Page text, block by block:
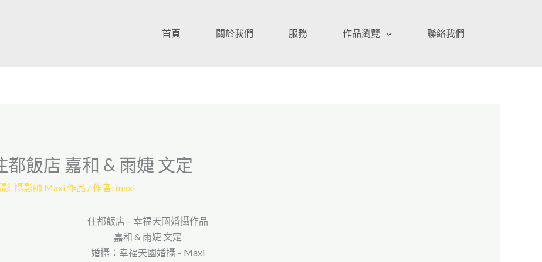
首頁 關於我們 服務 作品瀏覽 聯絡我們
都飯店 嘉和 & 雨婕 文定
,攝影師 Maxi 作品 / 作者: maxi
住都飯店 – 幸福天國婚攝作品
嘉和 & 雨婕 文定
婚攝：幸福天國婚攝 – Maxi